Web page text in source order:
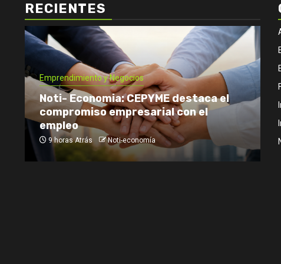
RECIENTES
Emprendimiento y Negocios
Noti- Economia: CEPYME destaca el
compromiso empresarial con el
empleo
9 horas Atrás Noti-economía